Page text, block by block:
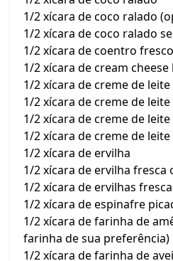
1/2 xícara de coco ralado
1/2 xícara de coco ralado
1/2 xícara de coentro
1/2 xícara de cream
1/2 xícara de creme de leite
1/2 xícara de creme de
1/2 xícara de creme de
1/2 xícara de creme de leite
1/2 xícara de ervilha
1/2 xícara de ervilha fresca
1/2 xícara de ervilhas
1/2 xícara de espinafre
1/2 xícara de farinha de
farinha de sua preferência)
1/2 xícara de farinha de